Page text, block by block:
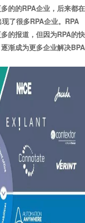
的的RPA企业，后来都在
了很多RPA企业。RPA
的报道，但因为RPA的快
渐成为更多企业解决BPA